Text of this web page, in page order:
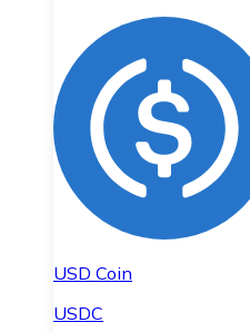
USD Coin
USDC